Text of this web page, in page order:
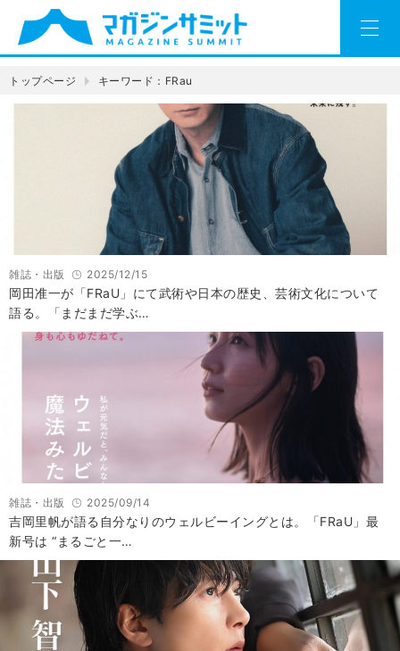
トップページ キーワード：FRau
雑誌・出版 2025/12/15
岡田准一が「FRaU」にて武術や日本の歴史、芸術文化について
語る。「まだまだ学ぶ…
雑誌・出版 2025/09/14
吉岡里帆が語る自分なりのウェルビーイングとは。「FRaU」最
新号は “まるごと一…